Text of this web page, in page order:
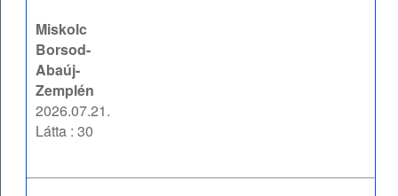
Miskolc
Borsod-
Abaúj-
Zemplén
2026.07.21.
Látta : 30